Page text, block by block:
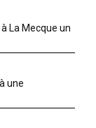
La Mecque un
une